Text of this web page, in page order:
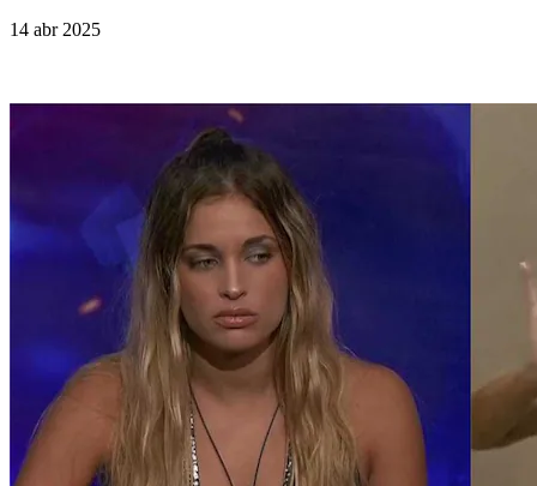
14 abr 2025